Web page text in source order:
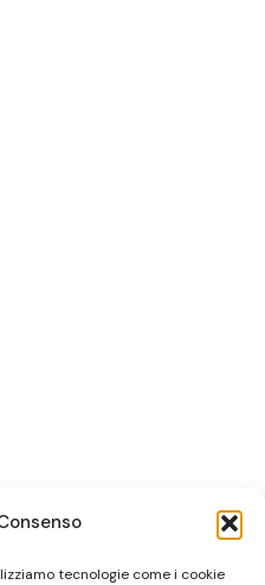
tecnologie come i cookie